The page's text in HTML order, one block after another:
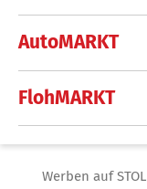
AutoMARKT
FlohMARKT
Werben auf STOL